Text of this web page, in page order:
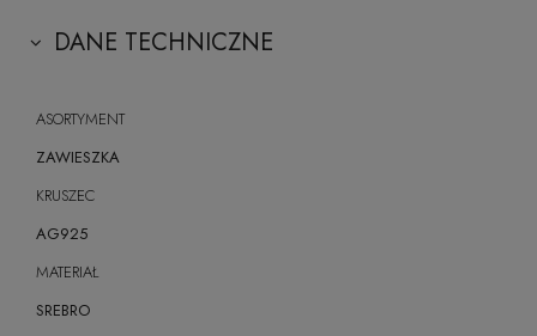
DANE TECHNICZNE
ASORTYMENT
ZAWIESZKA
KRUSZEC
AG925
MATERIAŁ
SREBRO